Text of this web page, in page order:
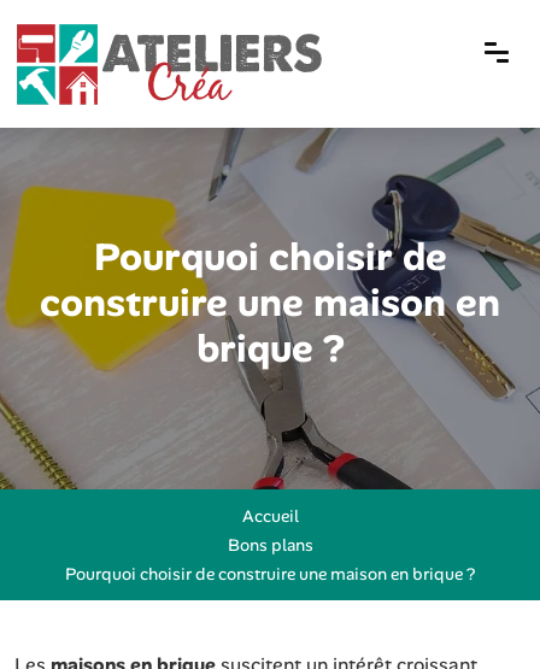
Pourquoi choisir de
construire une maison en
brique ?
Accueil
Bons plans
Pourquoi choisir de construire une maison en brique ?